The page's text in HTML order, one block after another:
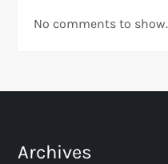
No comments to show.
Archives